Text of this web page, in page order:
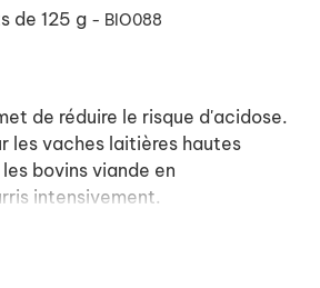
de 125 g - BIO088
de réduire le risque d'acidose.
les vaches laitières hautes
bovins viande en
intensivement.
des animaux.